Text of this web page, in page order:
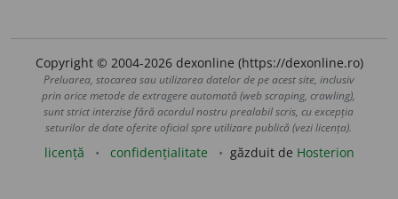
Copyright © 2004-2026 dexonline (https://dexonline.ro)
Preluarea, stocarea sau utilizarea datelor de pe acest site, inclusiv
prin orice metode de extragere automată (web scraping, crawling),
sunt strict interzise fără acordul nostru prealabil scris, cu excepția
seturilor de date oferite oficial spre utilizare publică (vezi licența).
licență confidențialitate găzduit de Hosterion